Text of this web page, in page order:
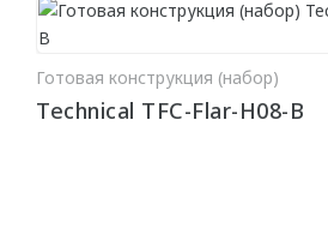
Готовая конструкция (набор)
Technical TFC-Flar-H08-B